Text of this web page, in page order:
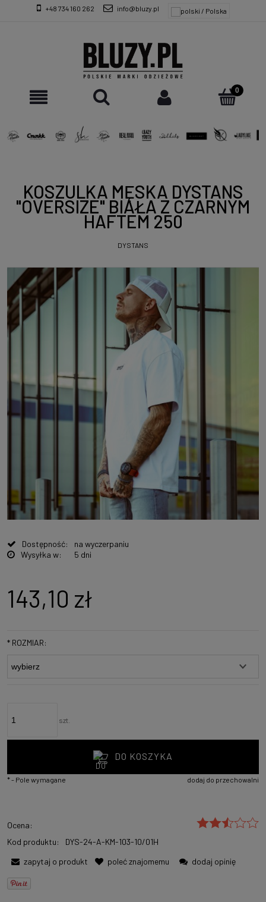
+48 734 160 262 info@bluzy.pl
KOSZULKA MĘSKA DYSTANS
"OVERSIZE" BIAŁA Z CZARNYM
HAFTEM 250
DYSTANS
Dostępność:
na wyczerpaniu
Wysyłka w:
5 dni
143,10 zł
* ROZMIAR:
szt.
DO KOSZYKA
dodaj do przechowalni
*- Pole wymagane
Ocena:
Kod produktu:
DYS-24-A-KM-103-10/01H
zapytaj o produkt
poleć znajomemu dodaj opinię